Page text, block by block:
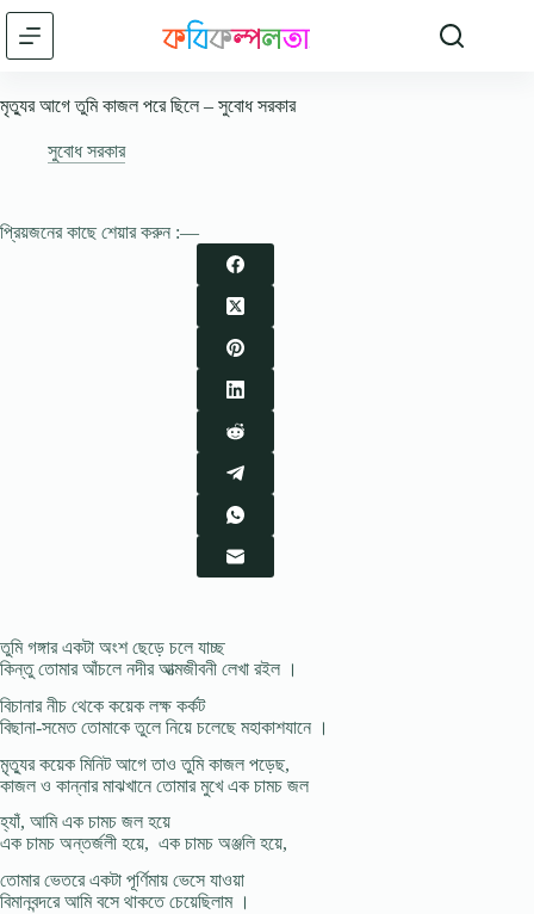
Skip
content
মৃত্যুর আগে তুমি কাজল পরে ছিলে – সুবোধ সরকার
সুবোধ সরকার
প্রিয়জনের কাছে শেয়ার করুন :—
তুমি গঙ্গার একটা অংশ ছেড়ে চলে যাচ্ছ
কিন্তু তোমার আঁচলে নদীর আত্মজীবনী লেখা রইল ।
বিচানার নীচ থেকে কয়েক লক্ষ কর্কট
বিছানা-সমেত তোমাকে তুলে নিয়ে চলেছে মহাকাশযানে ।
ম়ৃত্যুর কয়েক মিনিট আগে তাও তুমি কাজল পড়েছ,
কাজল ও কান্নার মাঝখানে তোমার মুখে এক চামচ জল
হ্যাঁ, আমি এক চামচ জল হয়ে
এক চামচ অন্তর্জলী হয়ে, এক চামচ অঞ্জলি হয়ে,
তোমার ভেতরে একটা পূর্ণিমায় ভেসে যাওয়া
বিমানবন্দরে আমি বসে থাকতে চেয়েছিলাম ।